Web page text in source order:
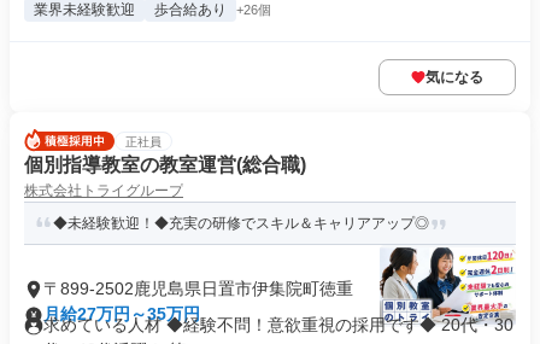
業界未経験歓迎 歩合給あり +26個
気になる
正社員
個別指導教室の教室運営(総合職)
株式会社トライグループ
◆未経験歓迎！◆充実の研修でスキル＆キャリアアップ◎
〒899-2502鹿児島県日置市伊集院町徳重
月給27万円～35万円
求めている人材 ◆経験不問！意欲重視の採用です◆ 20代・30